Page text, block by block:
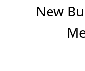
New